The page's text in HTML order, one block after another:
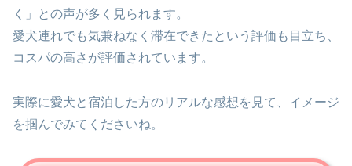
く」との声が多く見られます。
愛犬連れでも気兼ねなく滞在できたという評価も目立ち、
コスパの高さが評価されています。
実際に愛犬と宿泊した方のリアルな感想を見て、イメージ
を掴んでみてくださいね。